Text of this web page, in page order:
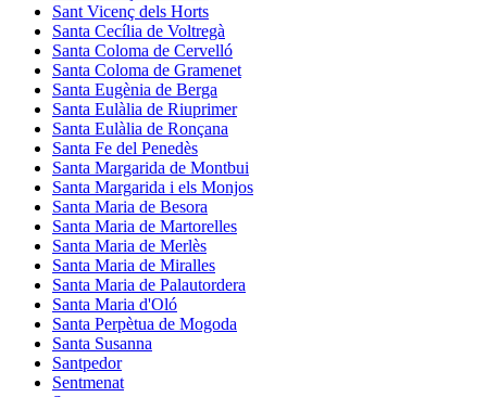
Sant Vicenç dels Horts
Santa Cecília de Voltregà
Santa Coloma de Cervelló
Santa Coloma de Gramenet
Santa Eugènia de Berga
Santa Eulàlia de Riuprimer
Santa Eulàlia de Ronçana
Santa Fe del Penedès
Santa Margarida de Montbui
Santa Margarida i els Monjos
Santa Maria de Besora
Santa Maria de Martorelles
Santa Maria de Merlès
Santa Maria de Miralles
Santa Maria de Palautordera
Santa Maria d'Oló
Santa Perpètua de Mogoda
Santa Susanna
Santpedor
Sentmenat